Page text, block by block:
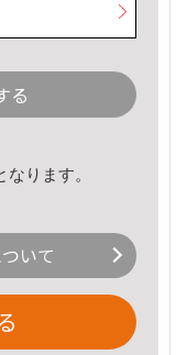
る
ります。
いて